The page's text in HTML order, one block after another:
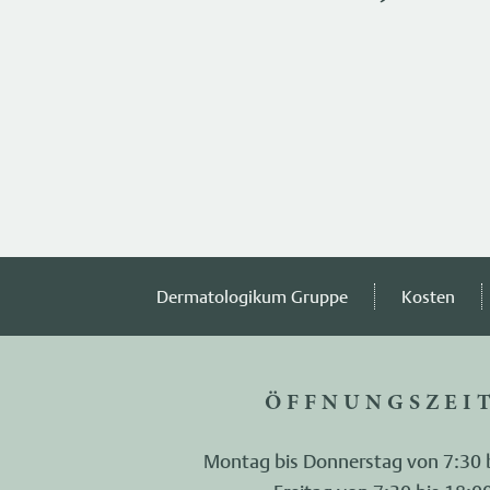
Dermatologikum Gruppe Kosten
Montag bis Donnerstag von 7:30